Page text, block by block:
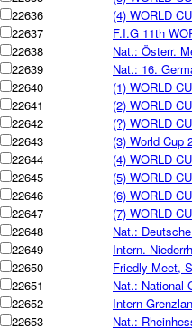
22636
(4) WORLD
22637
F.I.G 11th
22638
Nat.: Österr.
22639
Nat.: 16.
22640
(1) WORLD
22641
(2) WORLD
22642
(?) WORLD
22643
(3) World Cup
22644
(4) WORLD
22645
(5) WORLD
22646
(6) WORLD
22647
(7) WORLD
22648
Nat.:
22649
Intern.
22650
Friedly Meet,
22651
Nat.: National
22652
Intern
22653
Nat.: